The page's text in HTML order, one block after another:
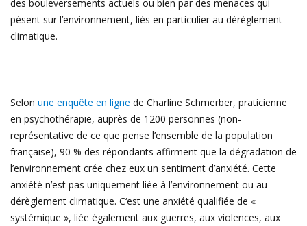
des bouleversements actuels ou bien par des menaces qui
pèsent sur l’environnement, liés en particulier au dérèglement
climatique.
Selon une enquête en ligne de Charline Schmerber, praticienne
en psychothérapie, auprès de 1200 personnes (non-
représentative de ce que pense l’ensemble de la population
française), 90 % des répondants affirment que la dégradation de
l’environnement crée chez eux un sentiment d’anxiété. Cette
anxiété n’est pas uniquement liée à l’environnement ou au
dérèglement climatique. C‘est une anxiété qualifiée de «
systémique », liée également aux guerres, aux violences, aux